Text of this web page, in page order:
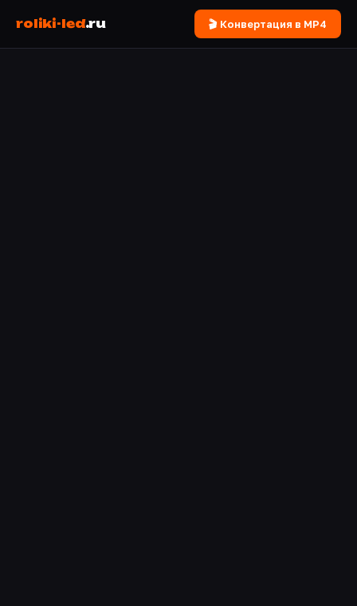
roliki-led.ru 🎬 Конвертация в MP4